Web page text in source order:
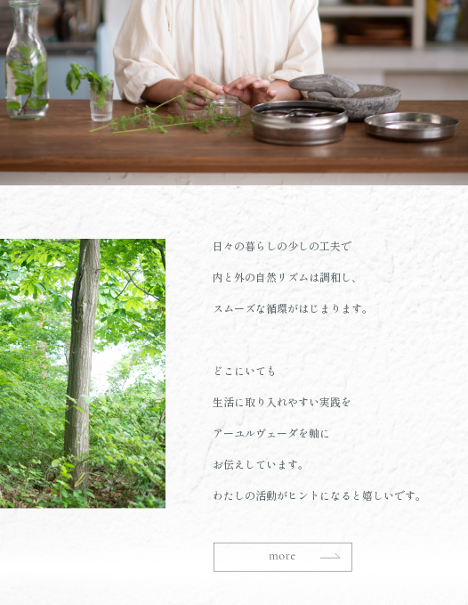
日々の暮らしの少しの工夫で
内と外の自然リズムは調和し、
スムーズな循環がはじまります。
どこにいても
生活に取り入れやすい実践を
アーユルヴェーダを軸に
お伝えしています。
わたしの活動がヒントになると嬉しいです。